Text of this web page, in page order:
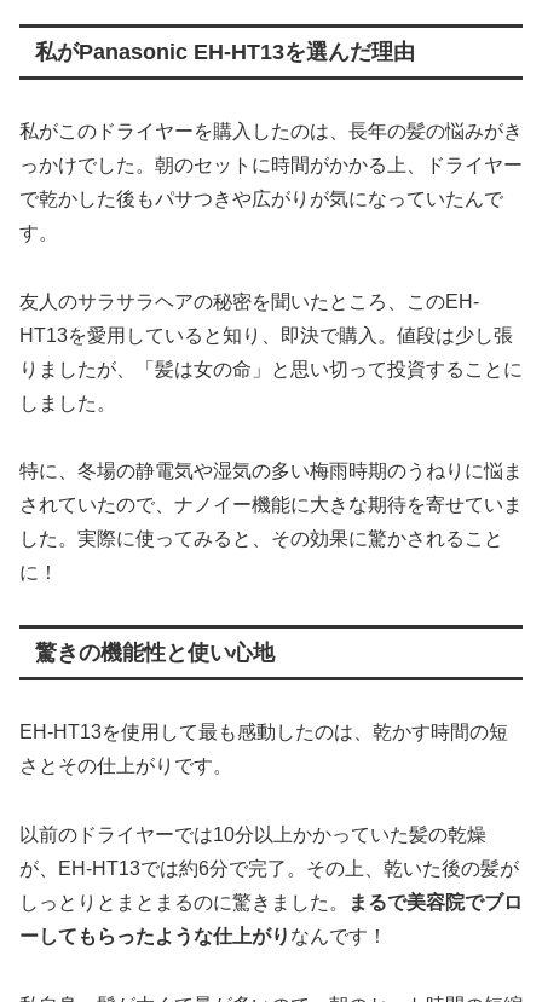
私がPanasonic EH-HT13を選んだ理由
私がこのドライヤーを購入したのは、長年の髪の悩みがき
っかけでした。朝のセットに時間がかかる上、ドライヤー
で乾かした後もパサつきや広がりが気になっていたんで
す。
友人のサラサラヘアの秘密を聞いたところ、このEH-
HT13を愛用していると知り、即決で購入。値段は少し張
りましたが、「髪は女の命」と思い切って投資することに
しました。
特に、冬場の静電気や湿気の多い梅雨時期のうねりに悩ま
されていたので、ナノイー機能に大きな期待を寄せていま
した。実際に使ってみると、その効果に驚かされること
に！
驚きの機能性と使い心地
EH-HT13を使用して最も感動したのは、乾かす時間の短
さとその仕上がりです。
以前のドライヤーでは10分以上かかっていた髪の乾燥
が、EH-HT13では約6分で完了。その上、乾いた後の髪が
しっとりとまとまるのに驚きました。
まるで美容院でブロ
ーしてもらったような仕上がり なんです！